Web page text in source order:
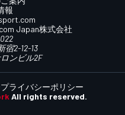
報
Japan株式会社
宿2-12-13
ンビル2F
All rights reserved.
プライバシーポリシー